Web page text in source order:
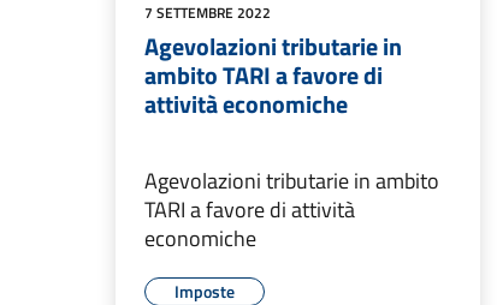
7 SETTEMBRE 2022
Agevolazioni tributarie in
ambito TARI a favore di
attività economiche
Agevolazioni tributarie in ambito
TARI a favore di attività
economiche
Imposte